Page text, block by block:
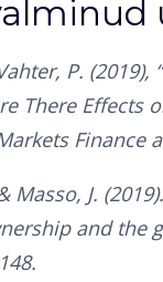
P.
There Effects
Finance
Masso, J.
and the